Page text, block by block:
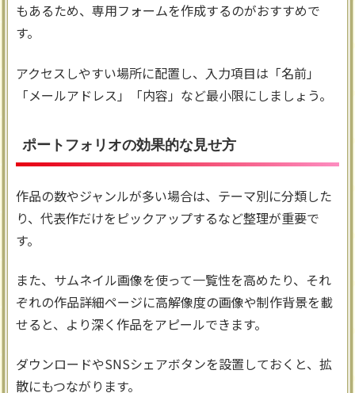
もあるため、専用フォームを作成するのがおすすめで
す。
アクセスしやすい場所に配置し、入力項目は「名前」
「メールアドレス」「内容」など最小限にしましょう。
ポートフォリオの効果的な見せ方
作品の数やジャンルが多い場合は、テーマ別に分類した
り、代表作だけをピックアップするなど整理が重要で
す。
また、サムネイル画像を使って一覧性を高めたり、それ
ぞれの作品詳細ページに高解像度の画像や制作背景を載
せると、より深く作品をアピールできます。
ダウンロードやSNSシェアボタンを設置しておくと、拡
散にもつながります。